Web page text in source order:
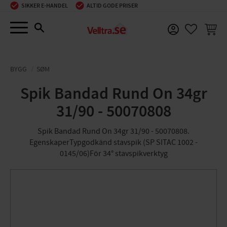
Menu
SIKKER E-HANDEL ALTID GODE PRISER
BYGG SØM
Spik Bandad Rund On 34gr
31/90 - 50070808
Spik Bandad Rund On 34gr 31/90 - 50070808.
EgenskaperTypgodkänd stavspik (SP SITAC 1002 -
0145/06)För 34° stavspikverktyg